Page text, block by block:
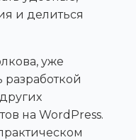
и делиться
уже
на WordPress.